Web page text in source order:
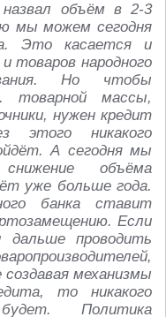
назвал объём в 2-3
мы можем сегодня
Это касается и
товаров народного
Но чтобы
товарной массы,
нужен кредит
никакого
А сегодня мы
объёма
уже больше года.
банка ставит
Если
проводить
создавая механизмы
то никакого
Политика